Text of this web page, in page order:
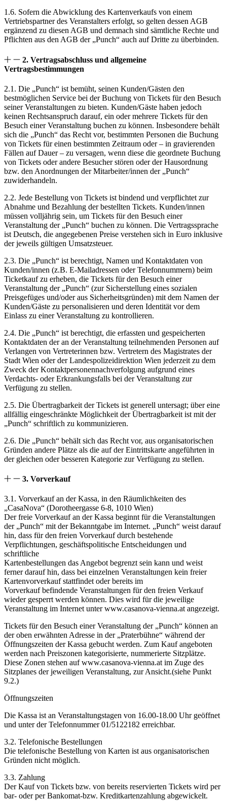
1.6. Sofern die Abwicklung des Kartenverkaufs von einem
Vertriebspartner des Veranstalters erfolgt, so gelten dessen AGB
ergänzend zu diesen AGB und demnach sind sämtliche Rechte und
Pflichten aus den AGB der „Punch“ auch auf Dritte zu überbinden.
2. Vertragsabschluss und allgemeine
Vertragsbestimmungen
2.1. Die „Punch“ ist bemüht, seinen Kunden/Gästen den
bestmöglichen Service bei der Buchung von Tickets für den Besuch
seiner Veranstaltungen zu bieten. Kunden/Gäste haben jedoch
keinen Rechtsanspruch darauf, ein oder mehrere Tickets für den
Besuch einer Veranstaltung buchen zu können. Insbesondere behält
sich die „Punch“ das Recht vor, bestimmten Personen die Buchung
von Tickets für einen bestimmten Zeitraum oder – in gravierenden
Fällen auf Dauer – zu versagen, wenn diese die geordnete Buchung
von Tickets oder andere Besucher stören oder der Hausordnung
bzw. den Anordnungen der Mitarbeiter/innen der „Punch“
zuwiderhandeln.
2.2. Jede Bestellung von Tickets ist bindend und verpflichtet zur
Abnahme und Bezahlung der bestellten Tickets. Kunden/innen
müssen volljährig sein, um Tickets für den Besuch einer
Veranstaltung der „Punch“ buchen zu können. Die Vertragssprache
ist Deutsch, die angegebenen Preise verstehen sich in Euro inklusive
der jeweils gültigen Umsatzsteuer.
2.3. Die „Punch“ ist berechtigt, Namen und Kontaktdaten von
Kunden/innen (z.B. E-Mailadressen oder Telefonnummern) beim
Ticketkauf zu erheben, die Tickets für den Besuch einer
Veranstaltung der „Punch“ (zur Sicherstellung eines sozialen
Preisgefüges und/oder aus Sicherheitsgründen) mit dem Namen der
Kunden/Gäste zu personalisieren und deren Identität vor dem
Einlass zu einer Veranstaltung zu kontrollieren.
2.4. Die „Punch“ ist berechtigt, die erfassten und gespeicherten
Kontaktdaten der an der Veranstaltung teilnehmenden Personen auf
Verlangen von Vertreterinnen bzw. Vertretern des Magistrates der
Stadt Wien oder der Landespolizeidirektion Wien jederzeit zu dem
Zweck der Kontaktpersonennachverfolgung aufgrund eines
Verdachts- oder Erkrankungsfalls bei der Veranstaltung zur
Verfügung zu stellen.
2.5. Die Übertragbarkeit der Tickets ist generell untersagt; über eine
allfällig eingeschränkte Möglichkeit der Übertragbarkeit ist mit der
„Punch“ schriftlich zu kommunizieren.
2.6. Die „Punch“ behält sich das Recht vor, aus organisatorischen
Gründen andere Plätze als die auf der Eintrittskarte angeführten in
der gleichen oder besseren Kategorie zur Verfügung zu stellen.
3. Vorverkauf
3.1. Vorverkauf an der Kassa, in den Räumlichkeiten des
„CasaNova“ (Dorotheergasse 6-8, 1010 Wien)
Der freie Vorverkauf an der Kassa beginnt für die Veranstaltungen
der „Punch“ mit der Bekanntgabe im Internet. „Punch“ weist darauf
hin, dass für den freien Vorverkauf durch bestehende
Verpflichtungen, geschäftspolitische Entscheidungen und
schriftliche
Kartenbestellungen das Angebot begrenzt sein kann und weist
ferner darauf hin, dass bei einzelnen Veranstaltungen kein freier
Kartenvorverkauf stattfindet oder bereits im
Vorverkauf befindende Veranstaltungen für den freien Verkauf
wieder gesperrt werden können. Dies wird für die jeweilige
Veranstaltung im Internet unter www.casanova-vienna.at angezeigt.
Tickets für den Besuch einer Veranstaltung der „Punch“ können an
der oben erwähnten Adresse in der „Praterbühne“ während der
Öffnungszeiten der Kassa gebucht werden. Zum Kauf angeboten
werden nach Preiszonen kategorisierte, nummerierte Sitzplätze.
Diese Zonen stehen auf www.casanova-vienna.at im Zuge des
Sitzplanes der jeweiligen Veranstaltung, zur Ansicht.(siehe Punkt
9.2.)
Öffnungszeiten
Die Kassa ist an Veranstaltungstagen von 16.00-18.00 Uhr geöffnet
und unter der Telefonnummer 01/5122182 erreichbar.
3.2. Telefonische Bestellungen
Die telefonische Bestellung von Karten ist aus organisatorischen
Gründen nicht möglich.
3.3. Zahlung
Der Kauf von Tickets bzw. von bereits reservierten Tickets wird per
bar- oder per Bankomat-bzw. Kreditkartenzahlung abgewickelt.